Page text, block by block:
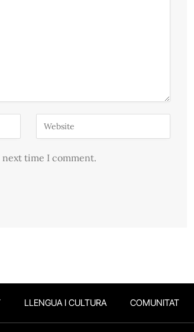
next time I comment.
LLENGUA I CULTURA COMUNITAT